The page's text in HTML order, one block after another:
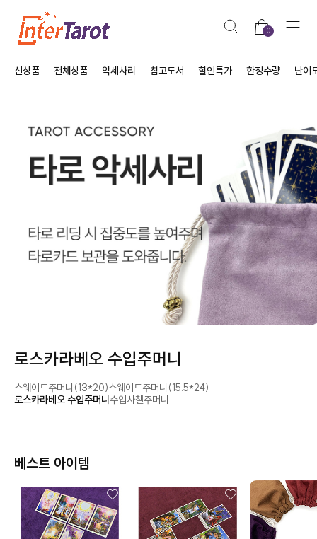
0
신상품 전체상품 악세사리 참고도서 할인특가 한정수량 난이
로스카라베오 수입주머니
스웨이드주머니(13*20)스웨이드주머니(15.5*24)
로스카라베오 수입주머니수입사첼주머니
베스트 아이템